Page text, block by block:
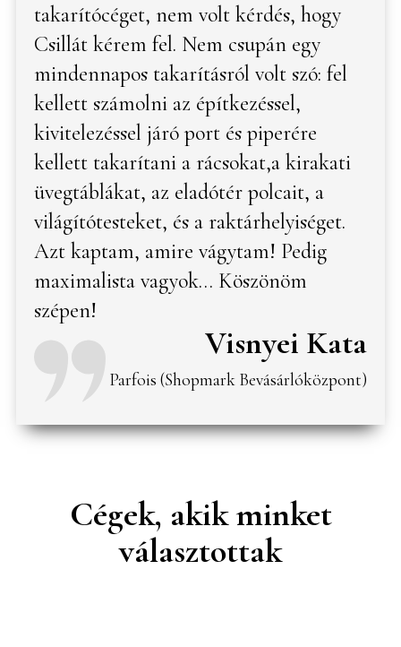
takarítócéget, nem volt kérdés, hogy
Csillát kérem fel. Nem csupán egy
mindennapos takarításról volt szó: fel
kellett számolni az építkezéssel,
kivitelezéssel járó port és piperére
kellett takarítani a rácsokat,a kirakati
üvegtáblákat, az eladótér polcait, a
világítótesteket, és a raktárhelyiséget.
Azt kaptam, amire vágytam! Pedig
maximalista vagyok… Köszönöm
szépen!
Visnyei Kata
Parfois (Shopmark Bevásárlóközpont)
Cégek, akik minket
választottak